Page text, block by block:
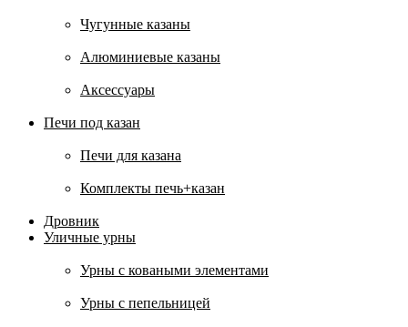
Чугунные казаны
Алюминиевые казаны
Аксессуары
Печи под казан
Печи для казана
Комплекты печь+казан
Дровник
Уличные урны
Урны с коваными элементами
Урны с пепельницей